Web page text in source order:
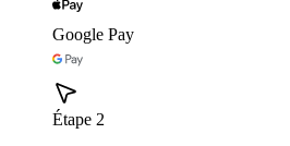
Google Pay
Étape 2